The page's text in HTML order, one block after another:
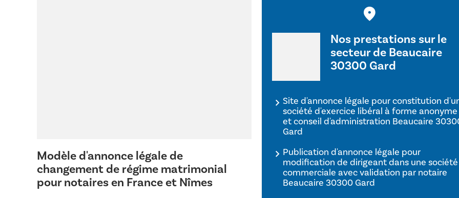
Modèle d'annonce légale de
changement de régime matrimonial
pour notaires en France et Nîmes
Nos prestations sur le
secteur de Beaucaire
30300 Gard
Site d'annonce légale pour constitution
société d'exercice libéral à forme anonyme
et conseil d'administration Beaucaire
Gard
Publication d'annonce légale pour
modification de dirigeant dans une société
commerciale avec validation par notaire
Beaucaire 30300 Gard